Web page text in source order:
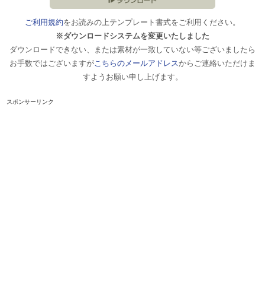
ご利用規約をお読みの上テンプレート書式をご利用ください。
※ダウンロードシステムを変更いたしました
ダウンロードできない、または素材が一致していない等ございましたら
お手数ではございますがこちらのメールアドレスからご連絡いただけま
すようお願い申し上げます。
スポンサーリンク